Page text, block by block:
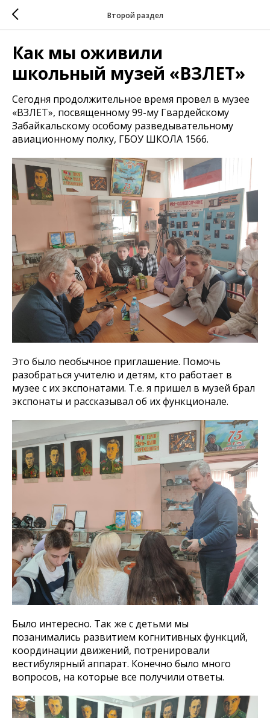
Второй раздел
Как мы оживили
школьный музей «ВЗЛЕТ»
Сегодня продолжительное время провел в музее
«ВЗЛЕТ», посвященному 99-му Гвардейскому
Забайкальскому особому разведывательному
авиационному полку, ГБОУ ШКОЛА 1566.
Это было neобычное приглашение. Помочь
разобраться учителю и детям, кто работает в
музее с их экспонатами. Т.е. я пришел в музей брал
экспонаты и рассказывал об их функционале.
Было интересно. Так же с детьми мы
позанимались развитием когнитивных функций,
координации движений, потренировали
вестибулярный аппарат. Конечно было много
вопросов, на которые все получили ответы.